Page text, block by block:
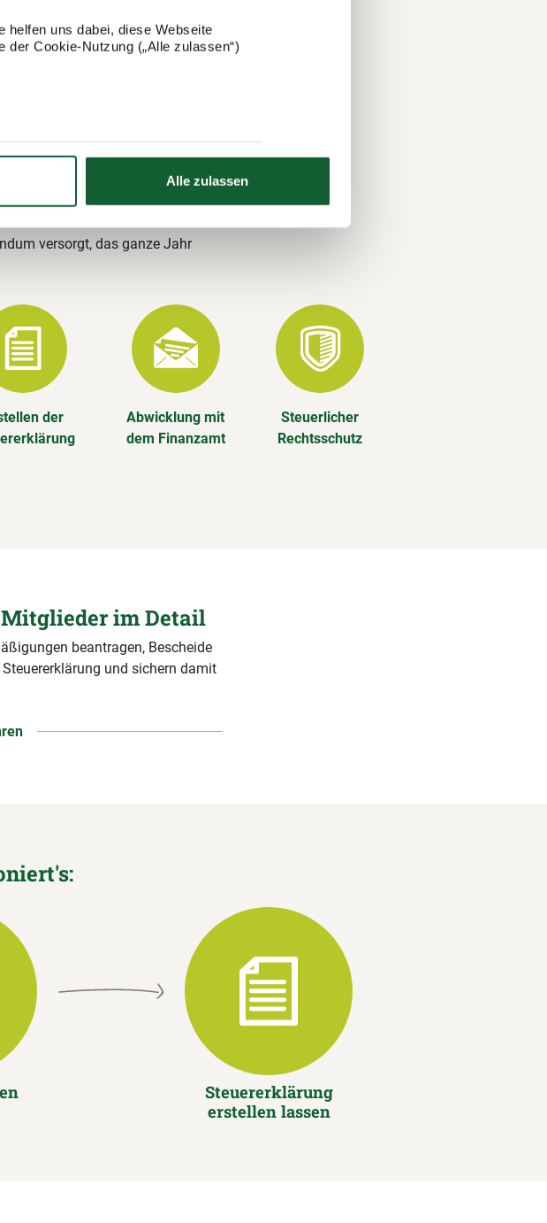
helfen uns dabei, diese Webseite
Cookie-Nutzung („Alle zulassen“)
Alle zulassen
Deutschlands. Auch
erstellen u. a. Ihre
versorgt, das ganze Jahr
der
Abwicklung mit
dem Finanzamt
Steuerlicher
Rechtsschutz
im Detail
beantragen, Bescheide
und sichern damit
Steuererklärung
erstellen lassen